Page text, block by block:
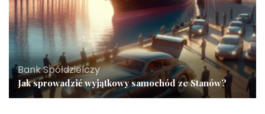
Bank Spółdzielczy
Jak sprowadzić wyjątkowy samochód ze Stanów?